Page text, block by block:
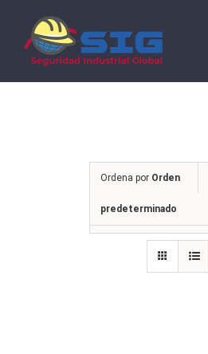
contenido
Ordena por Orden
predeterminado
Mostrar